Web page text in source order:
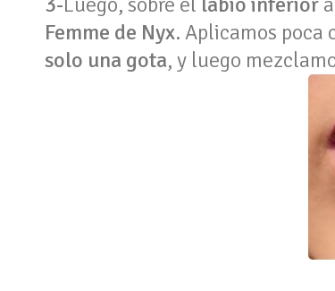
Femme de Nyx. Aplicamos poca
solo una gota, y luego